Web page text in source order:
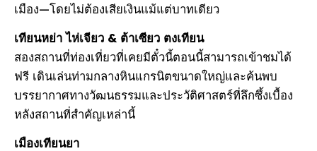
เมือง—โดยไม่ต้องเสียเงินแม้แต่บาทเดียว
เทียนหย่า ไห่เจียว & ต้าเซียว ตงเทียน
สองสถานที่ท่องเที่ยวที่เคยมีตั๋วนี้ตอนนี้สามารถเข้าชมได้
ฟรี เดินเล่นท่ามกลางหินแกรนิตขนาดใหญ่และค้นพบ
บรรยากาศทางวัฒนธรรมและประวัติศาสตร์ที่ลึกซึ้งเบื้อง
หลังสถานที่สําคัญเหล่านี้
เมืองเทียนยา